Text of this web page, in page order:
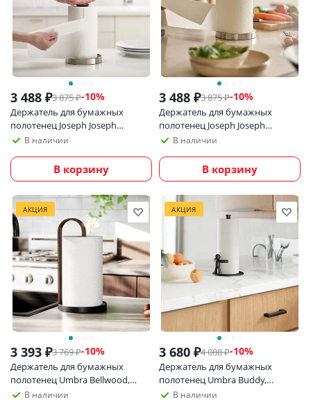
3 488 ₽3 875₽-10%
Держатель для бумажных
полотенец Joseph Joseph
Push&Tear
В наличии
В корзину
3 488 ₽3 875₽-10%
Держатель для бумажных
полотенец Joseph Joseph
Push&Tear Stone
В наличии
В корзину
АКЦИЯ
3 393 ₽3 769₽-10%
Держатель для бумажных
полотенец Umbra Bellwood,
черный/орех
В наличии
АКЦИЯ
3 680 ₽4 088₽-10%
Держатель для бумажных
полотенец Umbra Buddy,
черный
В наличии